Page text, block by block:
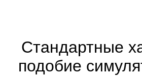
Стандартные
подобие